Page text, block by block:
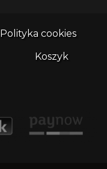
Polityka cookies
Koszyk